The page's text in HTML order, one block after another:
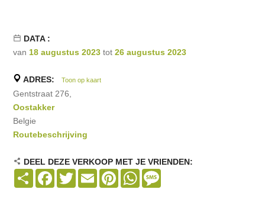
DATA :
van 18 augustus 2023 tot26 augustus 2023
ADRES: Toon op kaart
Gentstraat 276,
Oostakker
Belgie
Routebeschrijving
DEEL DEZE VERKOOP MET JE VRIENDEN:
Share Facebook
TwitterEmail PinterestWhatsApp